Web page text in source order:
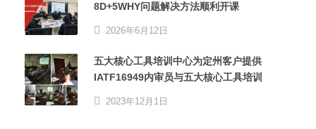
8D+5WHY问题解决方法顺利开课
2026年6月12日
五大核心工具培训中心为定州客户提供
IATF16949内审员与五大核心工具培训
2023年12月1日